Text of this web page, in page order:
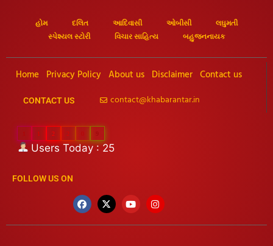
હોમ દલિત આદિવાસી ઓબીસી
લઘુમતી
સ્પેશ્યલ સ્ટોરી
વિચાર સાહિત્ય બહુજનનાયક
Home Privacy Policy About us Disclaimer Contact us
CONTACT US contact@khabarantar.in
1 2 2
Users Today : 25
FOLLOW US ON